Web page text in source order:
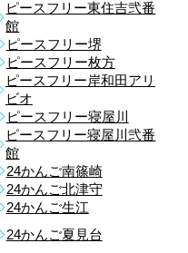
ピースフリー東住吉弐番
館
ピースフリー堺
ピースフリー枚方
ピースフリー岸和田アリ
ビオ
ピースフリー寝屋川
ピースフリー寝屋川弐番
館
24かんご南篠崎
24かんご北津守
24かんご生江
24かんご夏見台